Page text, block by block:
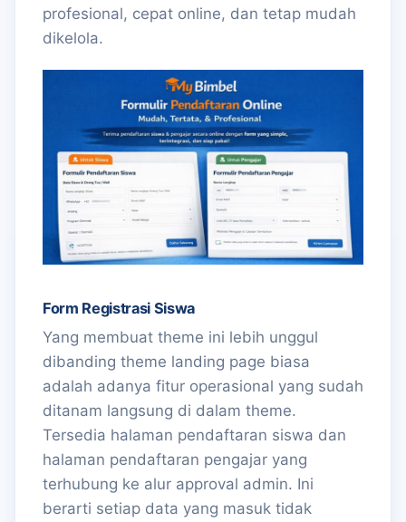
profesional, cepat online, dan tetap mudah
dikelola.
Form Registrasi Siswa
Yang membuat theme ini lebih unggul
dibanding theme landing page biasa
adalah adanya fitur operasional yang sudah
ditanam langsung di dalam theme.
Tersedia halaman pendaftaran siswa dan
halaman pendaftaran pengajar yang
terhubung ke alur approval admin. Ini
berarti setiap data yang masuk tidak